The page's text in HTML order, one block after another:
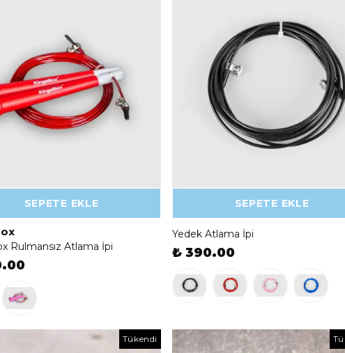
SEPETE EKLE
Rulmansız Atlama İpi
SEPETE EKLE
Yedek Atlama İpi
₺ 390.00
Tükendi